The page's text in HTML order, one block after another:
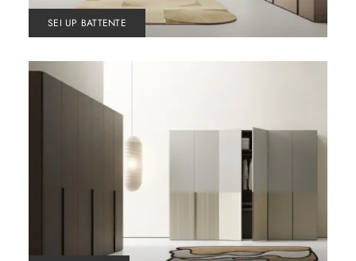
SEI UP BATTENTE